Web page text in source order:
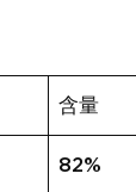
含量
82%